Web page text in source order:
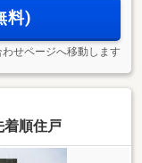
料)
せページへ移動します
順住戸